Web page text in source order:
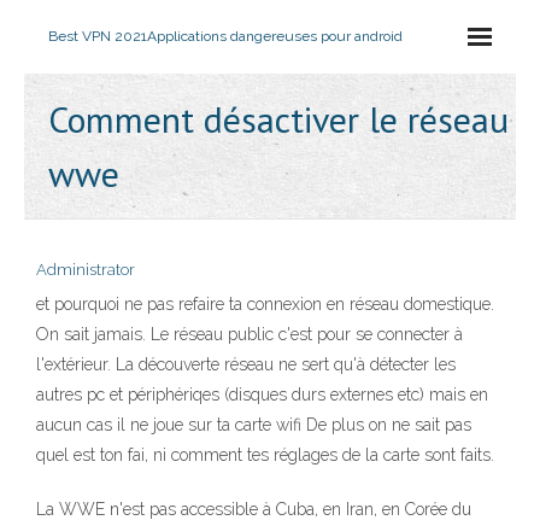
Best VPN 2021Applications dangereuses pour android
Comment désactiver le réseau
wwe
Administrator
et pourquoi ne pas refaire ta connexion en réseau domestique.
On sait jamais. Le réseau public c'est pour se connecter à
l'extérieur. La découverte réseau ne sert qu'à détecter les
autres pc et périphériqes (disques durs externes etc) mais en
aucun cas il ne joue sur ta carte wifi De plus on ne sait pas
quel est ton fai, ni comment tes réglages de la carte sont faits.
La WWE n'est pas accessible à Cuba, en Iran, en Corée du